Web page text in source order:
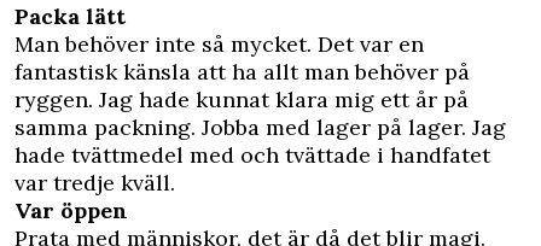
Packa lätt
Man behöver inte så mycket. Det var en
fantastisk känsla att ha allt man behöver på
ryggen. Jag hade kunnat klara mig ett år på
samma packning. Jobba med lager på lager. Jag
hade tvättmedel med och tvättade i handfatet
var tredje kväll.
Var öppen
Prata med människor, det är då det blir magi.